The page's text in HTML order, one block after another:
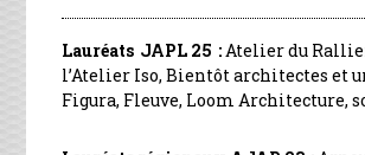
Lauréats JAPL 25 :Atelier du
l’Atelier Iso, Bientôt architectes et
Figura, Fleuve, Loom Architecture,